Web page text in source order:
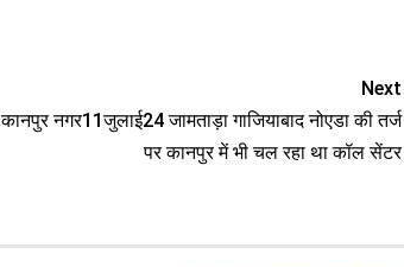
Next
कानपुर नगर11जुलाई24 जामताड़ा गाजियाबाद नोएडा की तर्ज
पर कानपुर में भी चल रहा था कॉल सेंटर